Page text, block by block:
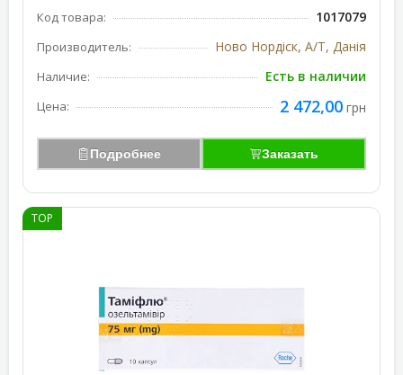
Код товара: 1017079
Производитель: Ново Нордіск, А/Т, Данія
Наличие: Есть в наличии
Цена: 2 472,00 грн
Подробнее Заказать
TOP